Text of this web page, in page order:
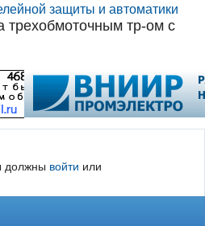
защиты и автоматики
трехобмоточным тр-ом с
должны войти или